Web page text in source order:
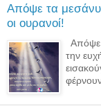
Απόψε τα
οι ουρανοί!
Απόψε
την